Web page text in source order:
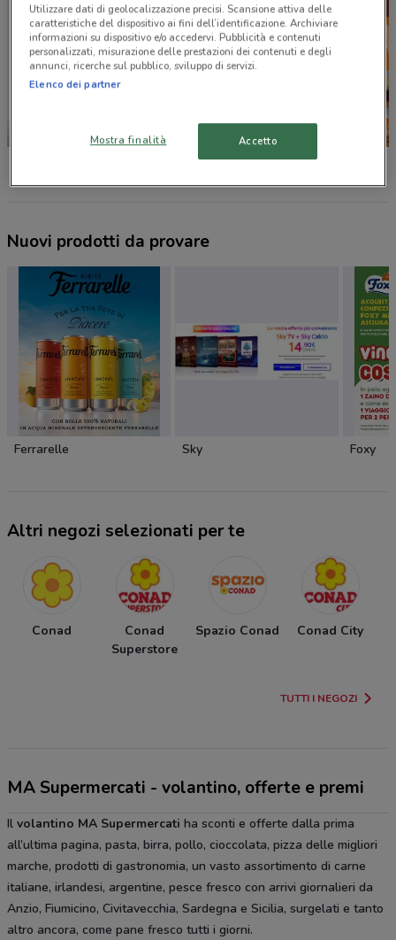
Conad
Nuovi prodotti da provare
Ferrarelle Sky Foxy
Altri negozi selezionati per te
Conad
Conad
Superstore
Spazio Conad Conad City
TUTTI I NEGOZI
MA Supermercati - volantino, offerte e premi
Il volantino MA Supermercati ha sconti e offerte dalla prima
all’ultima pagina, pasta, birra, pollo, cioccolata, pizza delle migliori
marche, prodotti di gastronomia, un vasto assortimento di carne
italiane, irlandesi, argentine, pesce fresco con arrivi giornalieri da
Anzio, Fiumicino, Civitavecchia, Sardegna e Sicilia, surgelati e tanto
altro ancora, come pane fresco tutti i giorni.
Utilizzare dati di geolocalizzazione precisi. Scansione attiva delle
caratteristiche del dispositivo ai fini dell’identificazione. Archiviare
informazioni su dispositivo e/o accedervi. Pubblicità e contenuti
personalizzati, misurazione delle prestazioni dei contenuti e degli
annunci, ricerche sul pubblico, sviluppo di servizi.
Elenco dei partner
Mostra finalità Accetto